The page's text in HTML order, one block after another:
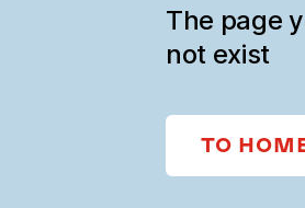
The page
not exist
TO